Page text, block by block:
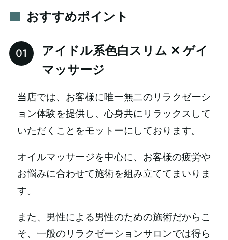
おすすめポイント
アイドル系色白スリム ✕ ゲイ
マッサージ
当店では、お客様に唯一無二のリラクゼーシ
ョン体験を提供し、心身共にリラックスして
いただくことをモットーにしております。
オイルマッサージを中心に、お客様の疲労や
お悩みに合わせて施術を組み立ててまいりま
す。
また、男性による男性のための施術だからこ
そ、一般のリラクゼーションサロンでは得ら